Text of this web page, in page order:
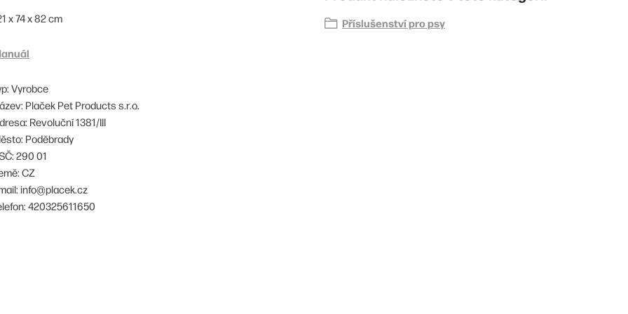
x 74 x 82 cm
Vyrobce
Plaček Pet Products s.r.o.
Revoluční 1381/III
Poděbrady
290 01
CZ
info@placek.cz
420325611650
Příslušenství pro psy